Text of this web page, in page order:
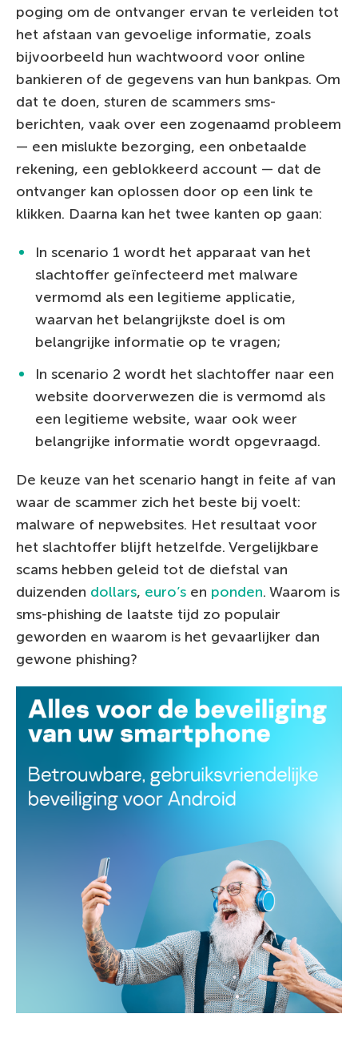
poging om de ontvanger ervan te verleiden tot
het afstaan van gevoelige informatie, zoals
bijvoorbeeld hun wachtwoord voor online
bankieren of de gegevens van hun bankpas. Om
dat te doen, sturen de scammers sms-
berichten, vaak over een zogenaamd probleem
— een mislukte bezorging, een onbetaalde
rekening, een geblokkeerd account — dat de
ontvanger kan oplossen door op een link te
klikken. Daarna kan het twee kanten op gaan:
In scenario 1 wordt het apparaat van het
slachtoffer geïnfecteerd met malware
vermomd als een legitieme applicatie,
waarvan het belangrijkste doel is om
belangrijke informatie op te vragen;
In scenario 2 wordt het slachtoffer naar een
website doorverwezen die is vermomd als
een legitieme website, waar ook weer
belangrijke informatie wordt opgevraagd.
De keuze van het scenario hangt in feite af van
waar de scammer zich het beste bij voelt:
malware of nepwebsites. Het resultaat voor
het slachtoffer blijft hetzelfde. Vergelijkbare
scams hebben geleid tot de diefstal van
duizenden dollars, euro’s en ponden. Waarom is
sms-phishing de laatste tijd zo populair
geworden en waarom is het gevaarlijker dan
gewone phishing?